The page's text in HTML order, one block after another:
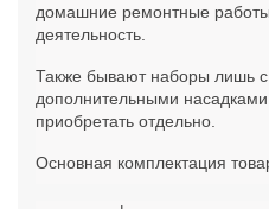
домашние ремонтные
деятельность.
Также бывают наборы лишь
дополнительными
приобретать отдельно.
Основная комплектация